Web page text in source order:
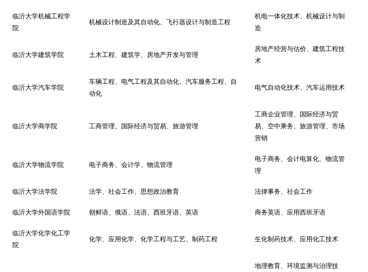
临沂大学机械工程学
院
机械设计制造及其自动化、飞行器设计与制造工程
机电一体化技术、机械设计与制
造
临沂大学建筑学院 土木工程、建筑学、房地产开发与管理
房地产经营与估价、建筑工程技
术
临沂大学汽车学院
车辆工程、电气工程及其自动化、汽车服务工程、自
动化
电气自动化技术、汽车运用技术
临沂大学商学院 工商管理、国际经济与贸易、旅游管理
工商企业管理、国际经济与贸
易、空中乘务、旅游管理、市场
营销
临沂大学物流学院 电子商务、会计学、物流管理
电子商务、会计电算化、物流管
理
临沂大学法学院 法学、社会工作、思想政治教育 法律事务、社会工作
临沂大学外国语学院 朝鲜语、俄语、法语、西班牙语、英语 商务英语、应用西班牙语
临沂大学化学化工学
院
化学、应用化学、化学工程与工艺、制药工程 生化制药技术、应用化工技术
地理教育、环境监测与治理技